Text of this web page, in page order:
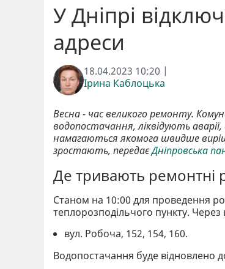
У Дніпрі
адреси
18.04.2023 10:20 |
Ірина Каблоцька
Весна - час великого ремонту.
водопостачання, ліквідують
намагаються якомога швидше
зростають, передаєДніпровська
Де тривають ремонтні
Станом на 10:00 для проведення
теплорозподільчого пункту.
вул. Робоча, 152, 154, 160.
Водопостачання буде відновлено